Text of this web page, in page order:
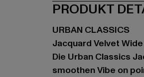
PRODUKT
URBAN CLASSICS
Jacquard Velvet Wide
Die Urban Classics
smoothen Vibe on